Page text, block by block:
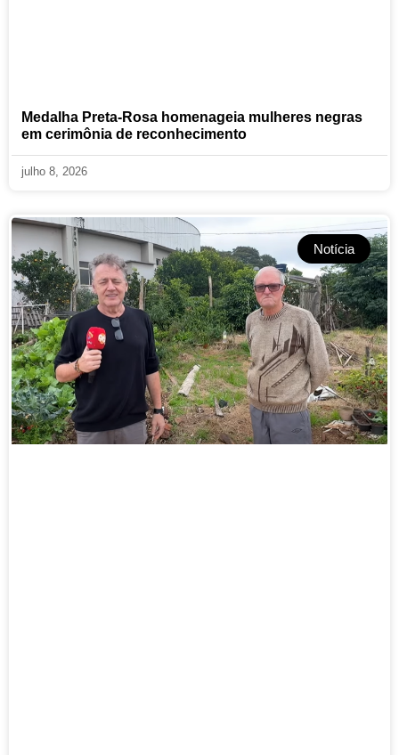
Medalha Preta-Rosa homenageia mulheres negras
em cerimônia de reconhecimento
julho 8, 2026
Notícia